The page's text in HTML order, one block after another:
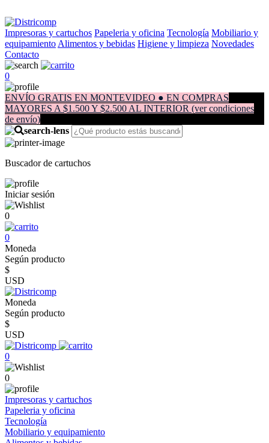
Impresoras y cartuchos Papeleria y oficina Tecnología Mobiliario y
equipamiento Alimentos y bebidas Higiene y limpieza Novedades
Contacto
0
ENVÍO GRATIS EN MONTEVIDEO ● EN COMPRAS
MAYORES A $1.500 Y $2.500 AL INTERIOR (ver condiciones
de envío)
Buscador de cartuchos
Iniciar sesión
0
0
Moneda
Según producto
$
USD
Moneda
Según producto
$
USD
0
0
Impresoras y cartuchos
Papeleria y oficina
Tecnología
Mobiliario y equipamiento